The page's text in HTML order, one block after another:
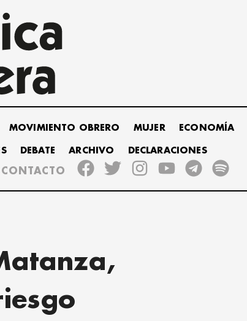
MOVIMIENTO OBRERO MUJER ECONOMÍA
DEBATE ARCHIVO DECLARACIONES
CONTACTO